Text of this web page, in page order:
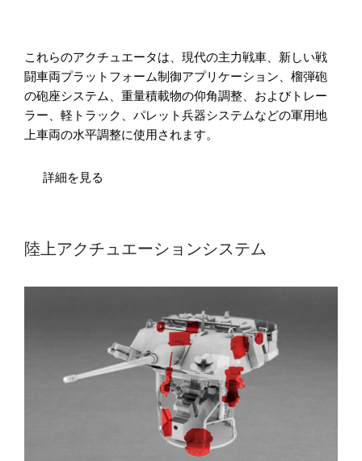
これらのアクチュエータは、現代の主力戦車、新しい戦
闘車両プラットフォーム制御アプリケーション、榴弾砲
の砲座システム、重量積載物の仰角調整、およびトレー
ラー、軽トラック、パレット兵器システムなどの軍用地
上車両の水平調整に使用されます。
詳細を見る
陸上アクチュエーションシステム